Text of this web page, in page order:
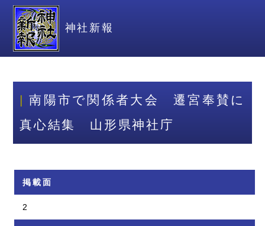
神社新報
南陽市で関係者大会 遷宮奉賛に
真心結集 山形県神社庁
掲載面
2